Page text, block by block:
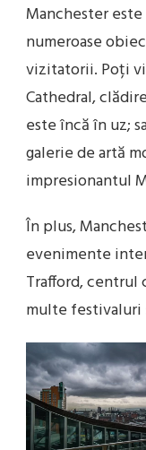
Manchester
numeroase
vizitatorii. Poți
Cathedral,
este încă în uz;
galerie de artă
impresionantul
În plus,
evenimente
Trafford, centrul
multe